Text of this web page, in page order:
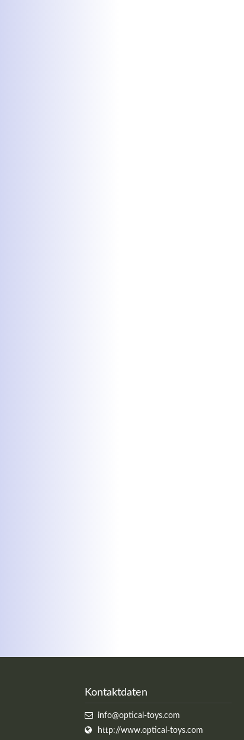
Kontaktdaten
info@optical-toys.com
http://www.optical-toys.com